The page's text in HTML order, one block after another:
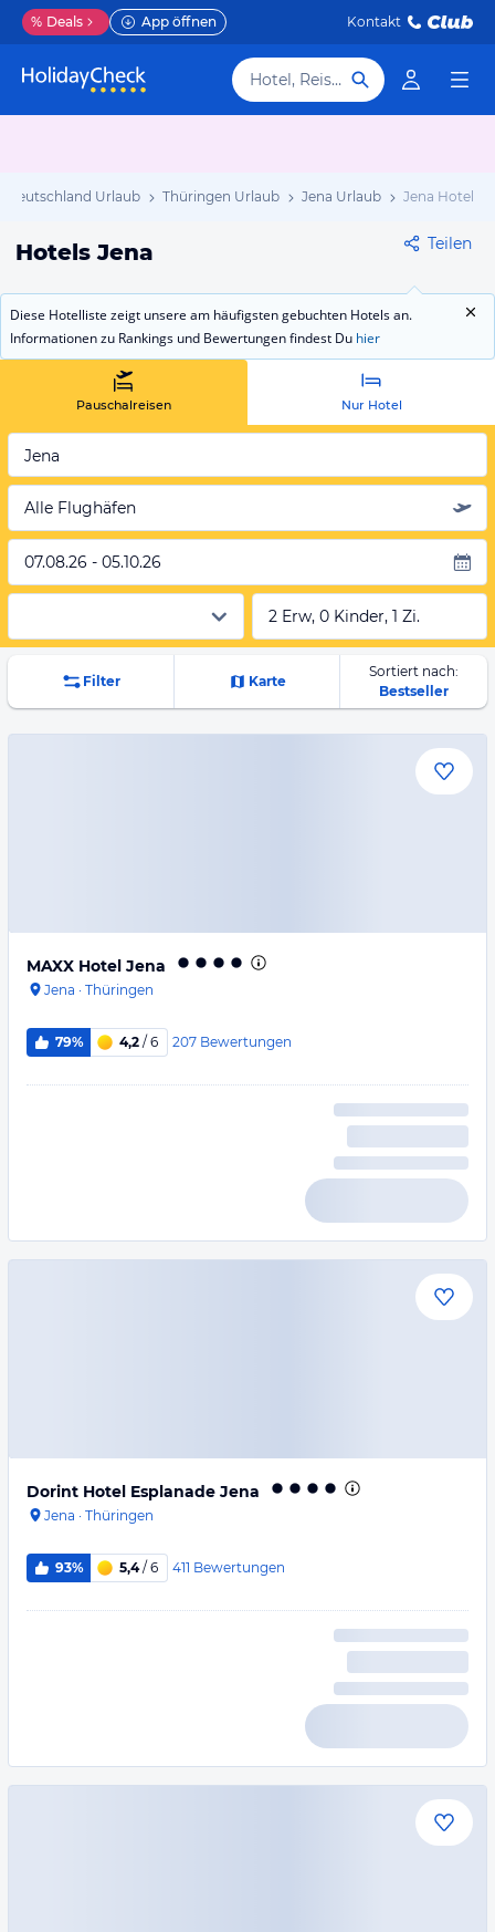
% Deals App öffnen Kontakt
Hotel, Reiseziel
Deutschland Urlaub Thüringen Urlaub Jena Urlaub Jena Hotels
Hotels Jena Teilen
Diese Hotelliste zeigt unsere am häufigsten gebuchten Hotels an.
Informationen zu Rankings und Bewertungen findest Du hier
Pauschalreisen Nur Hotel
Jena
Alle Flughäfen
07.08.26 - 05.10.26
2 Erw, 0 Kinder, 1 Zi.
Filter Karte
Sortiert nach:
Bestseller
MAXX Hotel Jena
Jena · Thüringen
79% 4,2 / 6 207 Bewertungen
Dorint Hotel Esplanade Jena
Jena · Thüringen
93% 5,4/ 6 411 Bewertungen